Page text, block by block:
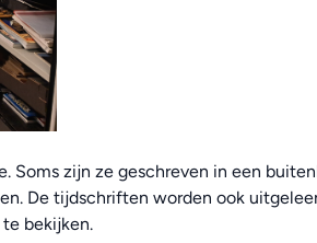
zijn ze geschreven in een
De tijdschriften worden ook
bekijken.